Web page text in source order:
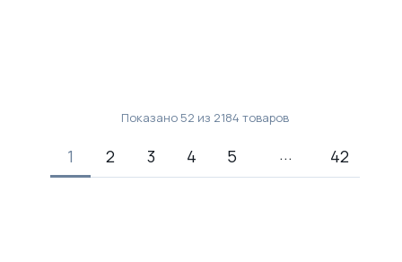
Показано 52 из 2184 товаров
1 2 3 4 5 42